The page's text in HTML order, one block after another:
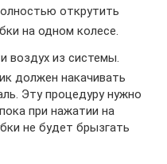
открутить
на одном колесе.
воздух из системы.
должен накачивать
Эту процедуру нужно
при нажатии на
не будет брызгать